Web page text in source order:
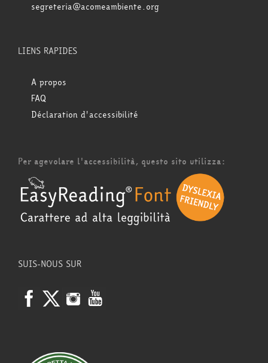
segreteria@acomeambiente.org
LIENS RAPIDES
A propos
FAQ
Déclaration d'accessibilité
Per agevolare l'accessibilità, questo sito utilizza:
SUIS-NOUS SUR